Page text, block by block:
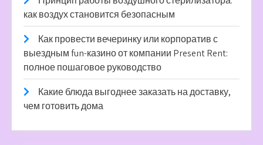
как воздух становится безопасным
Как провести вечеринку или корпоратив с
выездным fun-казино от компании Present Rent:
полное пошаговое руководство
Какие блюда выгоднее заказать на доставку,
чем готовить дома